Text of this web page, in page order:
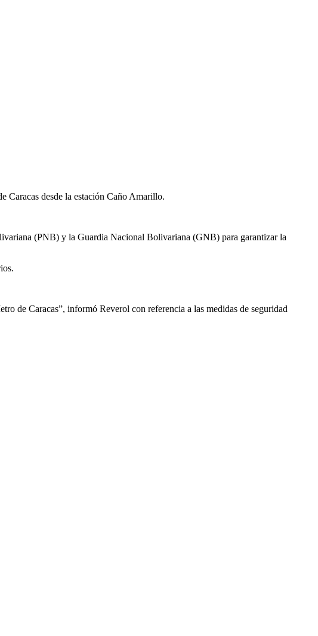
Caracas desde la estación Caño Amarillo.
(PNB) y la Guardia Nacional Bolivariana (GNB) para garantizar la
de Caracas”, informó Reverol con referencia a las medidas de seguridad